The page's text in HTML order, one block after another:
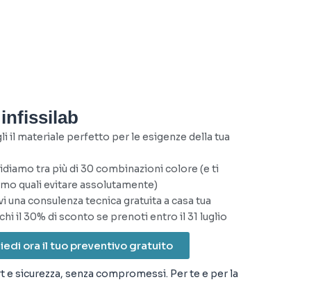
il materiale perfetto per le esigenze della tua
tra più di 30 combinazioni colore (e ti
quali evitare assolutamente)
una consulenza tecnica gratuita a casa tua
il 30% di sconto se prenoti entro il 31 luglio
ora il tuo preventivo gratuito
e sicurezza, senza compromessi. Per te e per la